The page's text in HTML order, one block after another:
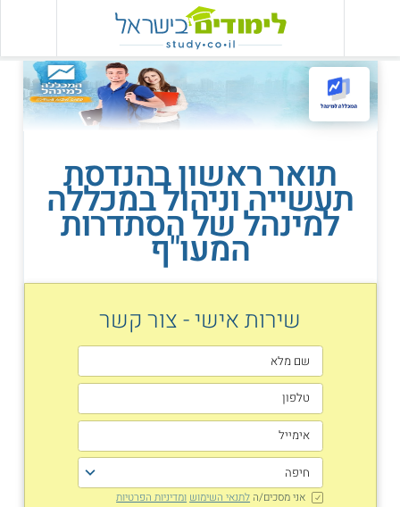
תואר ראשון בהנדסת
תעשייה וניהול במכללה
למינהל של הסתדרות
המעו"ף
שירות אישי - צור קשר
אני מסכים/ה לתנאי השימוש ומדיניות הפרטיות